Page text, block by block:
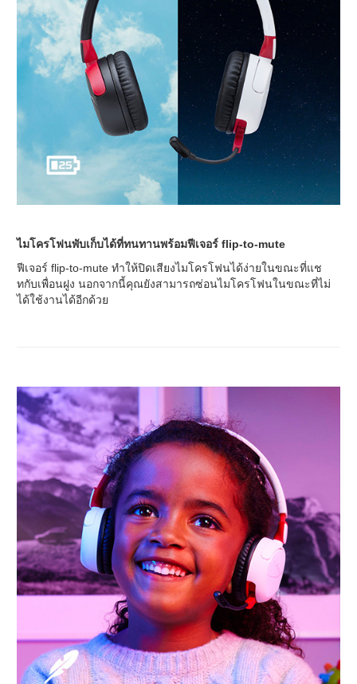
ไมโครโฟนพับเก็บได้ที่ทนทานพร้อมฟีเจอร์ flip-to-mute
ฟีเจอร์ flip-to-mute ทำให้ปิดเสียงไมโครโฟนได้ง่ายในขณะที่แช
ทกับเพื่อนฝูง นอกจากนี้คุณยังสามารถซ่อนไมโครโฟนในขณะที่ไม่
ได้ใช้งานได้อีกด้วย